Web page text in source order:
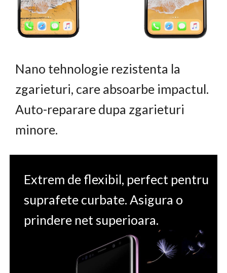
Nano tehnologie rezistenta la
zgarieturi, care absoarbe impactul.
Auto-reparare dupa zgarieturi
minore.
Extrem de flexibil, perfect pentru
suprafete curbate. Asigura o
prindere net superioara.